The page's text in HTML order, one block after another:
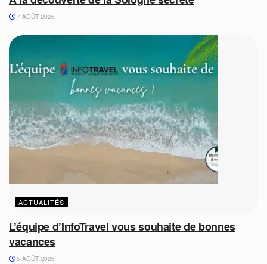
7 AOÛT 2026
ACTUALITÉS
L’équipe d’InfoTravel vous souhaite de bonnes
vacances
5 AOÛT 2026